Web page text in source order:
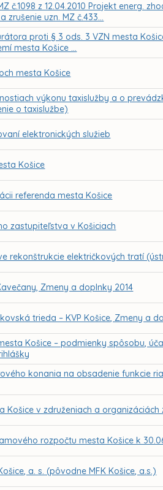
č.1098 z 12.04.2010 Projekt energ.
a zrušenie uzn. MZ č.433...
proti § 3 ods. 3 VZN mesta
mesta Košice ...
mesta Košice
výkonu taxislužby a o
o taxislužbe)
elektronických služieb
Košice
referenda mesta Košice
zastupiteľstva v Košiciach
rekonštrukcie električkových tratí
Zmeny a doplnky 2014
trieda – KVP Košice, Zmeny a
Košice – podmienky spôsobu,
konania na obsadenie funkcie
Košice v združeniach a
rozpočtu mesta Košice k
a. s. (pôvodne MFK Košice, a.s.)